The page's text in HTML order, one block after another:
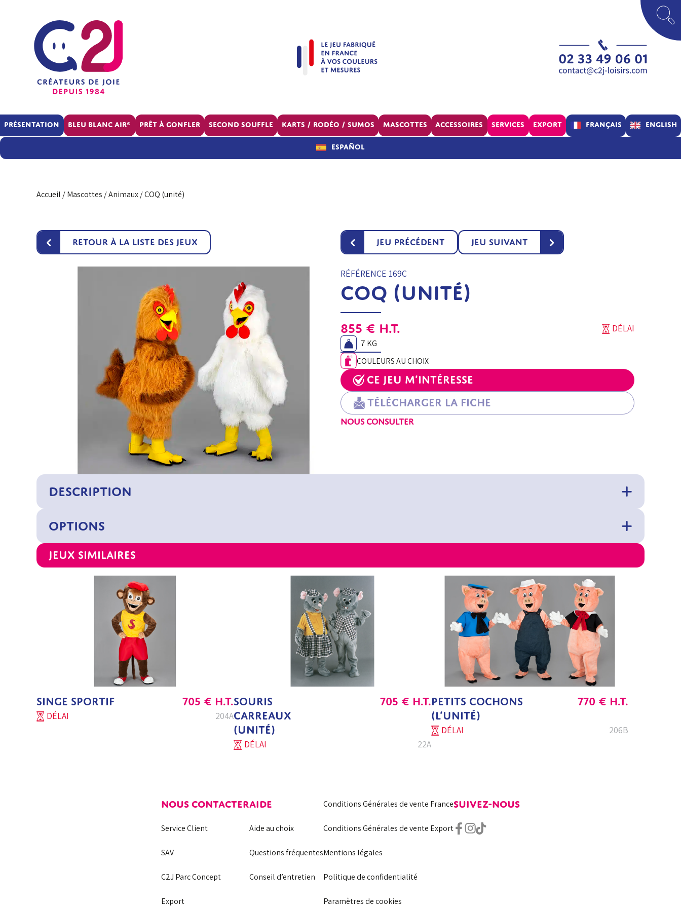
Présentation BLEU BLANC AIR® Prêt à gonfler Second souffle Karts / Rodéo / Sumos Mascottes Accessoires Services Export Français English
Español
Accueil /Mascottes /Animaux/ COQ (unité)
‹ Retour à la liste des jeux ‹ Jeu précédent Jeu suivant ›
RÉFÉRENCE 169C
COQ (unité)
855 € H.T. DÉLAI
7 KG
COULEURS AU CHOIX
Ce jeu m’intéresse
Télécharger la fiche
NOUS CONSULTER
DESCRIPTION
OPTIONS
Jeux similaires
SINGE SPORTIF 705 € H.T.
DÉLAI 204A
SOURIS
CARREAUX
(UNITÉ)
705 € H.T.
DÉLAI 22A
PETITS COCHONS
(L’UNITÉ)
770 € H.T.
DÉLAI 206B
NOUS CONTACTER
Service Client
SAV
C2J Parc Concept
Export
AIDE
Aide au choix
Questions fréquentes
Conseil d’entretien
Conditions Générales de vente France
Conditions Générales de vente Export
Mentions légales
Politique de confidentialité
Paramètres de cookies
SUIVEZ-NOUS